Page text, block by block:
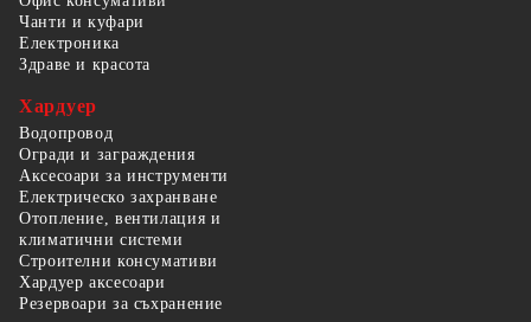
Чанти и куфари
Електроника
Здраве и красота
Хардуер
Водопровод
Огради и заграждения
Аксесоари за инструменти
Електрическо захранване
Отопление, вентилация и
климатични системи
Строителни консумативи
Хардуер аксесоари
Резервоари за съхранение